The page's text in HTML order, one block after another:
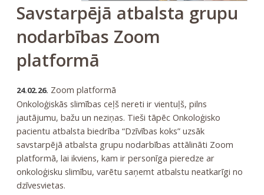
Savstarpējā atbalsta grupu
nodarbības Zoom
platformā
24.02.26. Zoom platformā
Onkoloģiskās slimības ceļš nereti ir vientuļš, pilns
jautājumu, bažu un neziņas. Tieši tāpēc Onkoloģisko
pacientu atbalsta biedrība “Dzīvības koks” uzsāk
savstarpējā atbalsta grupu nodarbības attālināti Zoom
platformā, lai ikviens, kam ir personīga pieredze ar
onkoloģisku slimību, varētu saņemt atbalstu neatkarīgi no
dzīvesvietas.